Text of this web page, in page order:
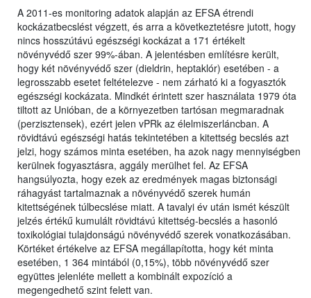
A 2011-es monitoring adatok alapján az EFSA étrendi
kockázatbecslést végzett, és arra a következtetésre jutott, hogy
nincs hosszútávú egészségi kockázat a 171 értékelt
növényvédő szer 99%-ában. A jelentésben említésre került,
hogy két növényvédő szer (dieldrin, heptaklór) esetében - a
legrosszabb esetet feltételezve - nem zárható ki a fogyasztók
egészségi kockázata. Mindkét érintett szer használata 1979 óta
tiltott az Unióban, de a környezetben tartósan megmaradnak
(perzisztensek), ezért jelen vPRk az élelmiszerláncban. A
rövidtávú egészségi hatás tekintetében a kitettség becslés azt
jelzi, hogy számos minta esetében, ha azok nagy mennyiségben
kerülnek fogyasztásra, aggály merülhet fel. Az EFSA
hangsúlyozta, hogy ezek az eredmények magas biztonsági
ráhagyást tartalmaznak a növényvédő szerek humán
kitettségének túlbecslése miatt. A tavalyi év után ismét készült
jelzés értékű kumulált rövidtávú kitettség-becslés a hasonló
toxikológiai tulajdonságú növényvédő szerek vonatkozásában.
Körtéket értékelve az EFSA megállapította, hogy két minta
esetében, 1 364 mintából (0,15%), több növényvédő szer
együttes jelenléte mellett a kombinált expozíció a
megengedhető szint felett van.